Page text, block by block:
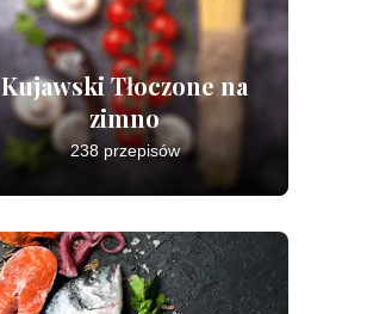
Kujawski Tłoczone na
zimno
238 przepisów